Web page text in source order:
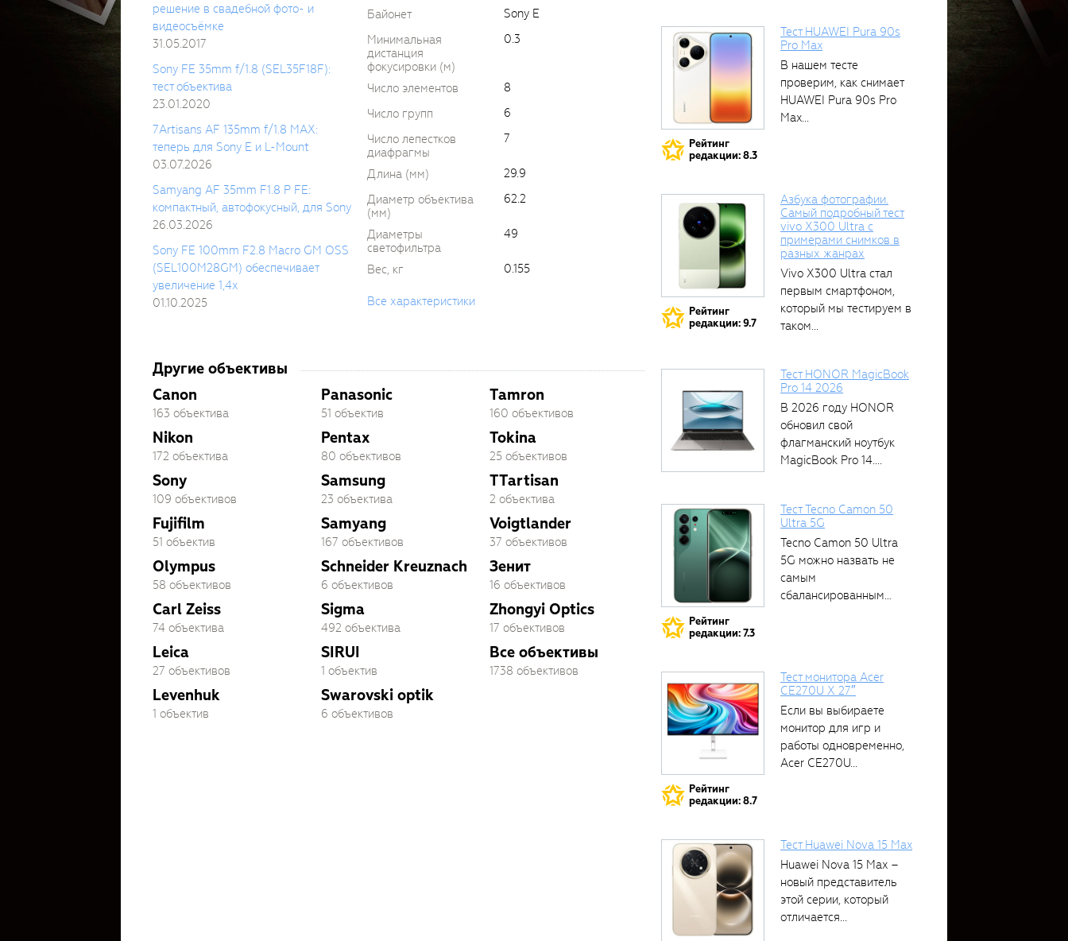
решение в свадебной фото- и
видеосъёмке
31.05.2017
Sony FE 35mm f/1.8 (SEL35F18F):
тест объектива
23.01.2020
7Artisans AF 135mm f/1.8 MAX:
теперь для Sony E и L-Mount
03.07.2026
Samyang AF 35mm F1.8 P FE:
компактный, автофокусный, для Sony
26.03.2026
Sony FE 100mm F2.8 Macro GM OSS
(SEL100M28GM) обеспечивает
увеличение 1,4x
01.10.2025
Байонет
Sony E
Минимальная
дистанция
фокусировки (м)
0.3
Число элементов
8
Число групп
6
Число лепестков
диафрагмы
7
Длина (мм)
29.9
Диаметр объектива
(мм)
62.2
Диаметры
светофильтра
49
Вес, кг 0.155
Все характеристики
Другие объективы
Canon
163 объектива
Nikon
172 объектива
Sony
109 объективов
Fujifilm
51 объектив
Olympus
58 объективов
Carl Zeiss
74 объектива
Leica
27 объективов
Levenhuk
1 объектив
Panasonic
51 объектив
Pentax
80 объективов
Samsung
23 объектива
Samyang
167 объективов
Schneider Kreuznach
6 объективов
Sigma
492 объектива
SIRUI
1 объектив
Swarovski optik
6 объективов
Tamron
160 объективов
Tokina
25 объективов
TTartisan
2 объектива
Voigtlander
37 объективов
Зенит
16 объективов
Zhongyi Optics
17 объективов
Все объективы
1738 объективов
Рейтинг
редакции: 8.3
Тест HUAWEI Pura 90s
Pro Max
В нашем тесте
проверим, как снимает
HUAWEI Pura 90s Pro
Max...
Рейтинг
редакции: 9.7
Азбука фотографии.
Самый подробный тест
vivo X300 Ultra с
примерами снимков в
разных жанрах
Vivo X300 Ultra стал
первым смартфоном,
который мы тестируем в
таком...
Тест HONOR MagicBook
Pro 14 2026
В 2026 году HONOR
обновил свой
флагманский ноутбук
MagicBook Pro 14....
Рейтинг
редакции: 7.3
Тест Tecno Camon 50
Ultra 5G
Tecno Camon 50 Ultra
5G можно назвать не
самым
сбалансированным
Рейтинг
редакции: 8.7
Тест монитора Acer
CE270U X 27″
Если вы выбираете
монитор для игр и
работы одновременно,
Acer CE270U...
Тест Huawei Nova 15 Max
Huawei Nova 15 Max –
новый представитель
этой серии, который
отличается...